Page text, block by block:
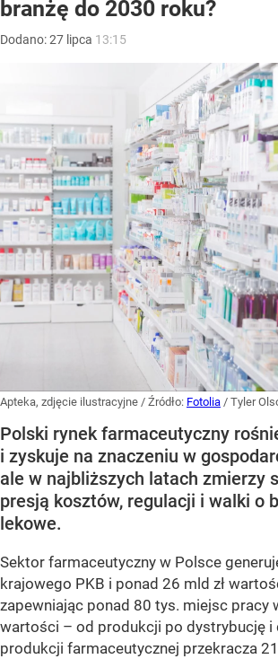
branżę do 2030 roku?
Dodano:27 lipca 13:15
Apteka, zdjęcie ilustracyjne / Źródło: Fotolia / Tyler
Polski rynek farmaceutyczny
i zyskuje na znaczeniu w
ale w najbliższych latach zmierzy
presją kosztów, regulacji i walki o
lekowe.
Sektor farmaceutyczny w Polsce
krajowego PKB i ponad 26 mld zł
zapewniając ponad 80 tys. miejsc pracy
wartości – od produkcji po dystrybucję i
produkcji farmaceutycznej przekracza